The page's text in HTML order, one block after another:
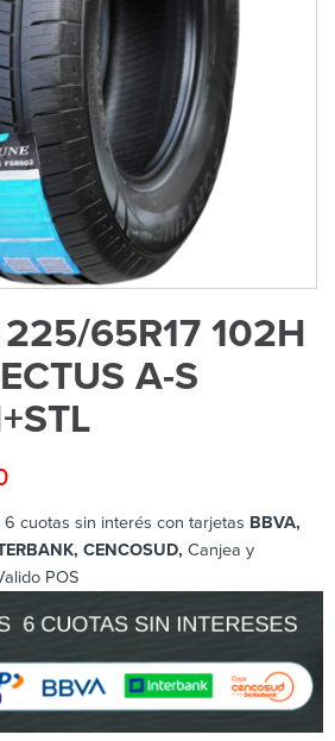
225/65R17 102H
A-S
cuotas sin interés con tarjetas BBVA,
CENCOSUD, Canjea y
POS